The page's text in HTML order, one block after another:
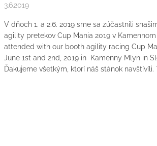
3.6.2019
V dňoch 1. a 2.6. 2019 sme sa zúčastnili
agility pretekov Cup Mania 2019 v
attended with our booth agility racing Cup
June 1st and 2nd, 2019 in Kamenny Mlyn in
Ďakujeme všetkým, ktorí náš stánok navštívíli.